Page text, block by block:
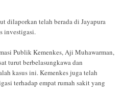
dilaporkan telah berada di Jayapura
investigasi.
Publik Kemenkes, Aji Muhawarman,
turut berbelasungkawa dan
kasus ini. Kemenkes juga telah
terhadap empat rumah sakit yang